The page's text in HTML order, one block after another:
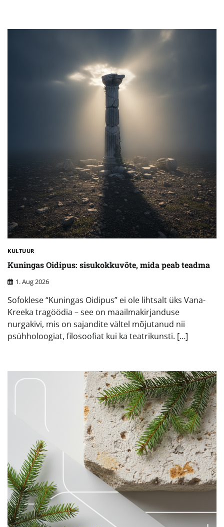
KULTUUR
Kuningas Oidipus: sisukokkuvõte, mida peab teadma
1. Aug 2026
Sofoklese “Kuningas Oidipus” ei ole lihtsalt üks Vana-
Kreeka tragöödia – see on maailmakirjanduse
nurgakivi, mis on sajandite vältel mõjutanud nii
psühholoogiat, filosoofiat kui ka teatrikunsti. […]